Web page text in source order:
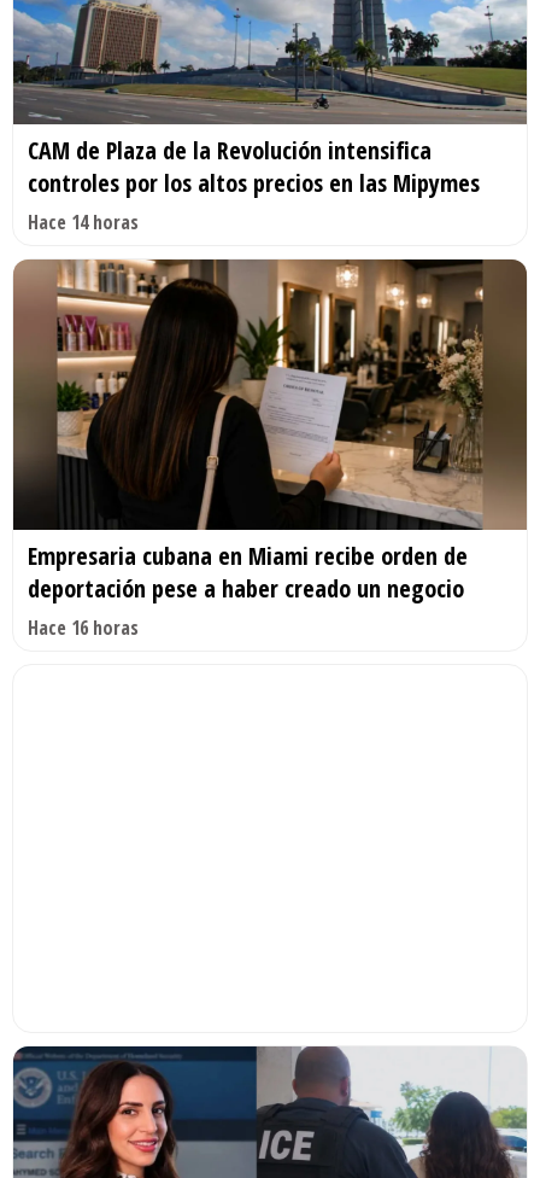
CAM de Plaza de la Revolución intensifica
controles por los altos precios en las Mipymes
Hace 14 horas
Empresaria cubana en Miami recibe orden de
deportación pese a haber creado un negocio
Hace 16 horas